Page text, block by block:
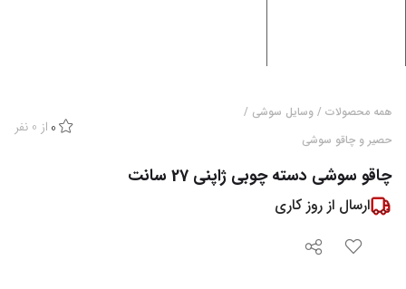
همه محصولات / وسایل سوشی /
حصیر و چاقو سوشی
0 از 0 نفر
چاقو سوشی دسته چوبی ژاپنی 27 سانت
ارسال از روز کاری